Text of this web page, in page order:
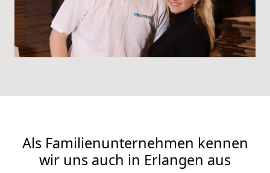
Als Familienunternehmen kennen
wir uns auch in Erlangen aus